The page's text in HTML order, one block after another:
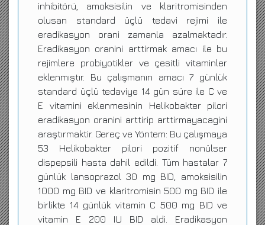
inhibitörü, amoksisilin ve klaritromisinden
olusan standard üçlü tedavi rejimi ile
eradikasyon orani zamanla azalmaktadır.
Eradikasyon oranini arttirmak amacı ile bu
rejimlere probiyotikler ve çesitli vitaminler
eklenmıştır. Bu çalışmanın amacı 7 günlük
standard üçlü tedaviye 14 gün süre ile C ve
E vitamini eklenmesinin Helikobakter pilori
eradikasyon oranini arttirip arttirmayacagini
araştırmaktir. Gereç ve Yöntem: Bu çalışmaya
53 Helikobakter pilori pozitif nonülser
dispepsili hasta dahil edildi. Tüm hastalar 7
günlük lansoprazol 30 mg BID, amoksisilin
1000 mg BID ve klaritromisin 500 mg BID ile
birlikte 14 günlük vitamin C 500 mg BID ve
vitamin E 200 IU BID aldi. Eradikasyon